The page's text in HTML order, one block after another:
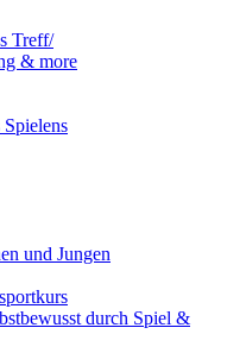
Treff/
& more
und Jungen
durch Spiel &